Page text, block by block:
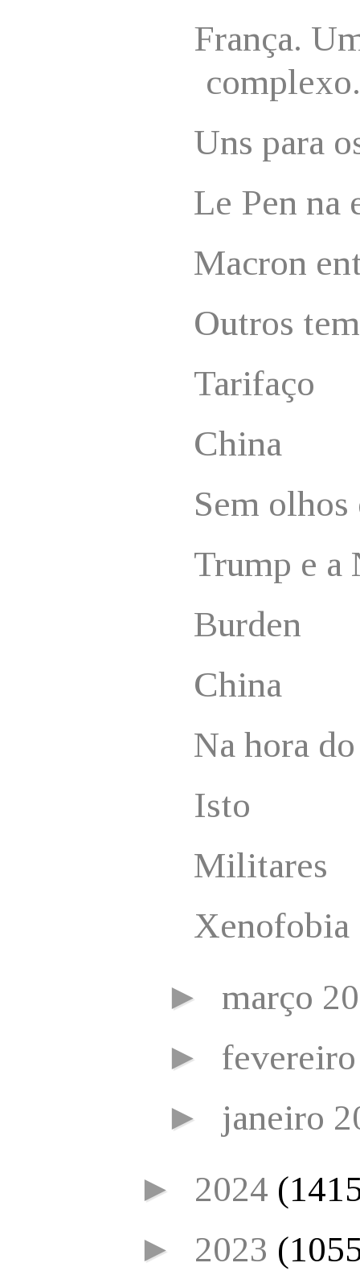
França.
complexo.
Uns para
Le Pen na
Macron
Outros
Tarifaço
China
Sem olhos
Trump e a
Burden
China
Na hora
Isto
Militares
Xenofobia
► março
►
► janeiro
► 2024
► 2023